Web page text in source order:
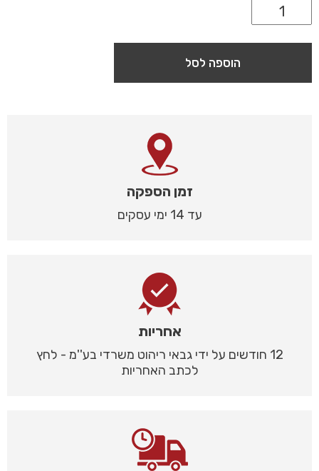
הוספה לסל
זמן הספקה
עד 14 ימי עסקים
אחריות
12 חודשים על ידי גבאי ריהוט משרדי בע''מ - לחץ
לכתב האחריות